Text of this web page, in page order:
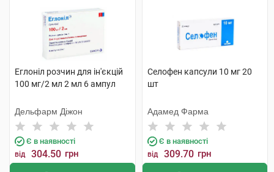
Еглоніл розчин для ін'єкцій
100 мг/2 мл 2 мл 6 ампул
Дельфарм Діжон
Є в наявності
від 304.50 грн
Селофен капсули 10 мг 20
шт
Адамед Фарма
Є в наявності
від 309.70 грн